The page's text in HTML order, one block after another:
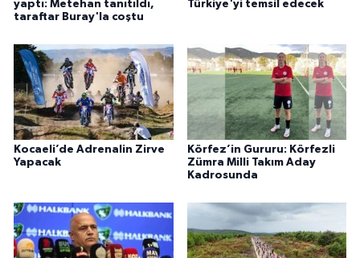
yaptı: Metehan tanıtıldı,
taraftar Buray'la coştu
Türkiye'yi temsil edecek
Kocaeli’de Adrenalin Zirve
Yapacak
Körfez’in Gururu: Körfezli
Zümra Milli Takım Aday
Kadrosunda